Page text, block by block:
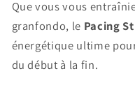
Que vous vous
granfondo, le Pacing
énergétique ultime
du début à la fin.